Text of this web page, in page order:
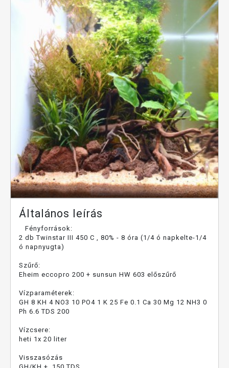
Általános leírás
Fényforrások:
2 db Twinstar III 450 C , 80% - 8 óra (1/4 ó napkelte-1/4
ó napnyugta)
Szűrő:
Eheim eccopro 200 + sunsun HW 603 előszűrő
Vízparaméterek:
GH 8 KH 4 NO3 10 PO4 1 K 25 Fe 0.1 Ca 30 Mg 12 NH3 0
Ph 6.6 TDS 200
Vízcsere:
heti 1x 20 liter
Visszasózás